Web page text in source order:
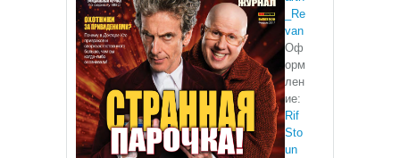
_Re
van
Оф
орм
лен
ие:
Rif
Sto
un